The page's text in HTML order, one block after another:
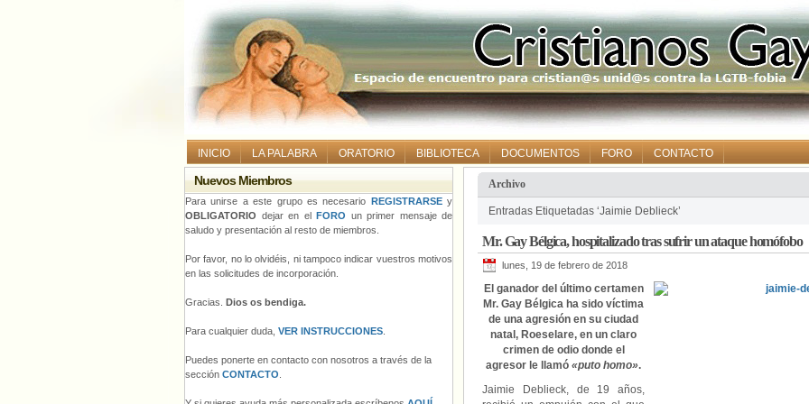
INICIO LA PALABRA ORATORIO BIBLIOTECA DOCUMENTOS FORO CONTACTO
Archivo
Entradas Etiquetadas ‘Jaimie Deblieck’
Mr. Gay Bélgica, hospitalizado tras sufrir un ataque homófobo
lunes, 19 de febrero de 2018
El ganador del último certamen
Mr. Gay Bélgica ha sido víctima
de una agresión en su ciudad
natal, Roeselare, en un claro
crimen de odio donde el
agresor le llamó «puto homo».
Jaimie Deblieck, de 19 años,
Nuevos Miembros
Para unirse a este grupo es necesario REGISTRARSEy
OBLIGATORIO dejar en el FORO un primer mensaje de
saludo y presentación al resto de miembros.
Por favor, no lo olvidéis, ni tampoco indicar vuestros motivos
en las solicitudes de incorporación.
Gracias. Dios os bendiga.
Para cualquier duda, VER INSTRUCCIONES
Puedes ponerte en contacto con nosotros a través de la
sección CONTACTO